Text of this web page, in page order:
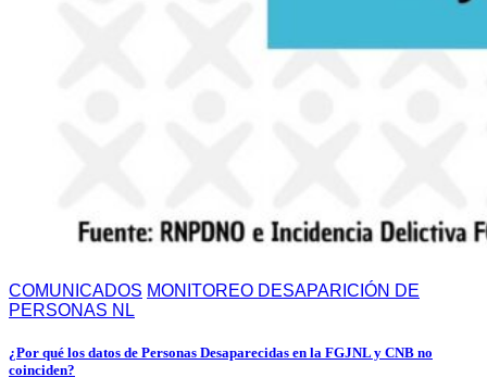
COMUNICADOS MONITOREO DESAPARICIÓN DE
PERSONAS NL
¿Por qué los datos de Personas Desaparecidas en la FGJNL y CNB no
coinciden?